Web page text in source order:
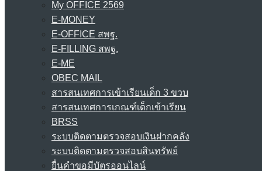
My OFFICE 2569
E-MONEY
E-OFFICE สพฐ.
E-FILLING สพฐ.
E-ME
OBEC MAIL
สารสนเทศการเข้าเรียนเด็ก 3 ขวบ
สารสนเทศการเกณฑ์เด็กเข้าเรียน
BRSS
ระบบติดตามตรวจสอบเงินฝากคลัง
ระบบติดตามตรวจสอบสินทรัพย์
ยื่นคำขอมีบัตรออนไลน์